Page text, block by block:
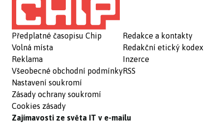
Předplatné časopisu Chip
Volná místa
Reklama
Všeobecné obchodní podmínky
Nastavení soukromí
Zásady ochrany soukromí
Cookies zásady
Redakce a kontakty
Redakční etický kodex
Inzerce
RSS
Zajímavosti ze světa IT v e-mailu